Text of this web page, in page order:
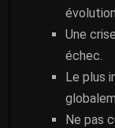
Une
échec.
Le plus
Ne pas